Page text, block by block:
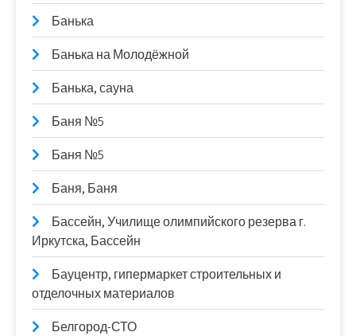
Банька
Банька на Молодёжной
Банька, сауна
Баня №5
Баня №5
Баня, Баня
Бассейн, Училище олимпийского резерва г.
Иркутска, Бассейн
Бауцентр, гипермаркет строительных и
отделочных материалов
Белгород-СТО